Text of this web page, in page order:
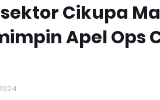
Cikupa
Apel Ops